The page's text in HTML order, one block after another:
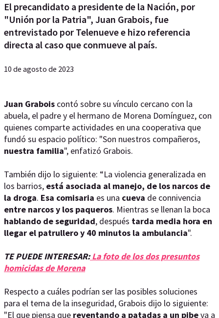
El precandidato a presidente de la Nación, por
"Unión por la Patria", Juan Grabois, fue
entrevistado por Telenueve e hizo referencia
directa al caso que conmueve al país.
10 de agosto de 2023
Juan Grabois contó sobre su vínculo cercano con la
abuela, el padre y el hermano de Morena Domínguez, con
quienes comparte actividades en una cooperativa que
fundó su espacio político: "Son nuestros compañeros,
nuestra familia", enfatizó Grabois.
También dijo lo siguiente: “La violencia generalizada en
los barrios, está asociada al manejo, de los narcos de
la droga. Esa comisaria es una cueva de connivencia
entre narcos y los paqueros. Mientras se llenan la boca
hablando de seguridad, después tarda media hora en
llegar el patrullero y 40 minutos la ambulancia".
TE PUEDE INTERESAR:La foto de los dos presuntos
homicidas de Morena
Respecto a cuáles podrían ser las posibles soluciones
para el tema de la inseguridad, Grabois dijo lo siguiente:
"El que piensa que reventando a patadas a un pibeva a